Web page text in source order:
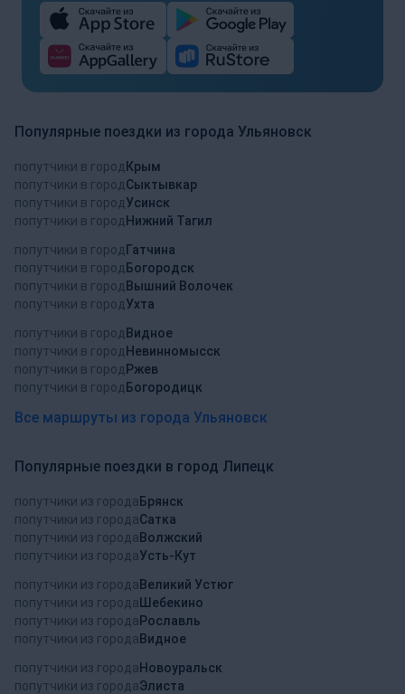
Популярные поездки из города Ульяновск
попутчики в город Крым
попутчики в городСыктывкар
попутчики в городУсинск
попутчики в город Нижний Тагил
попутчики в город Гатчина
попутчики в город Богородск
попутчики в город Вышний Волочек
попутчики в городУхта
попутчики в город Видное
попутчики в город Невинномысск
попутчики в город Ржев
попутчики в город Богородицк
Все маршруты из города Ульяновск
Популярные поездки в город Липецк
попутчики из города Брянск
попутчики из городаСатка
попутчики из города Волжский
попутчики из городаУсть-Кут
попутчики из города Великий Устюг
попутчики из города Шебекино
попутчики из города Рославль
попутчики из города Видное
попутчики из города Новоуральск
попутчики из городаЭлиста